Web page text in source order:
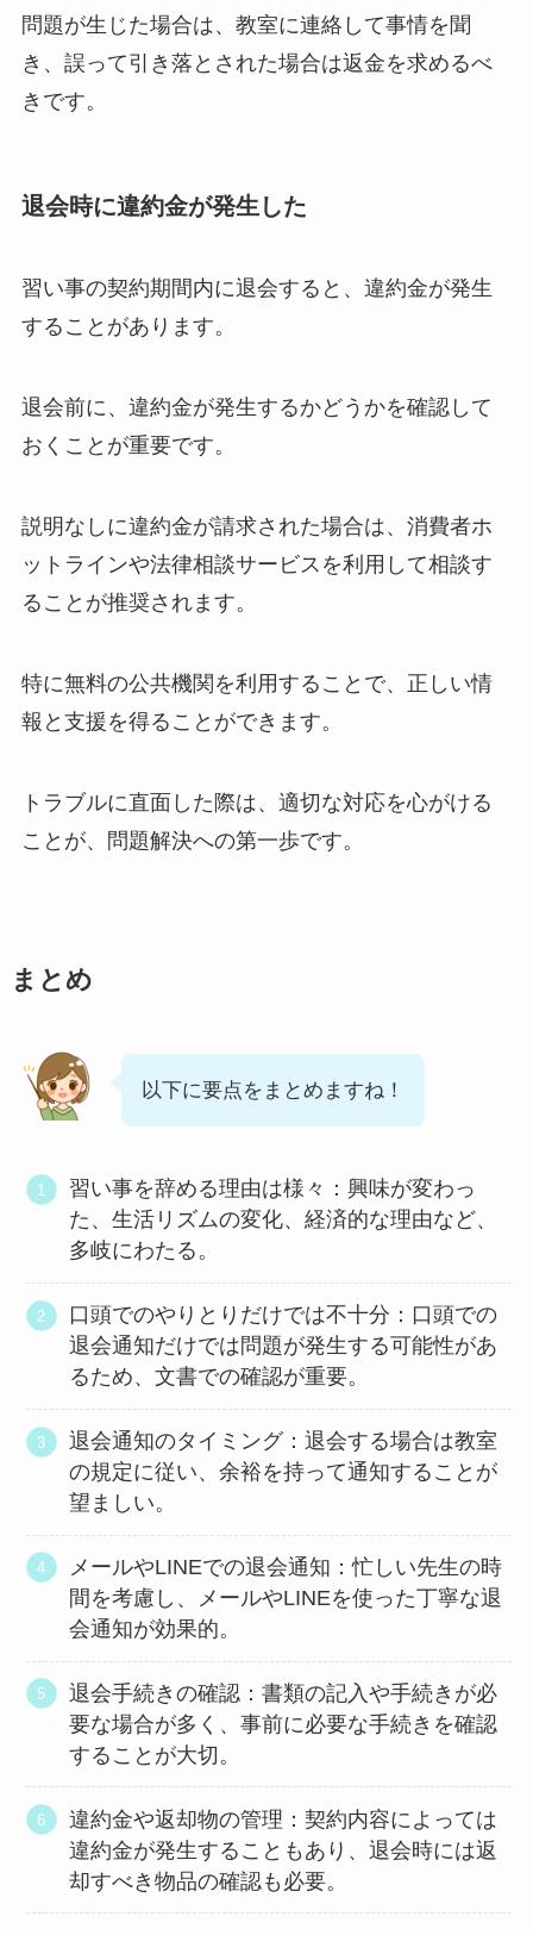
問題が生じた場合は、教室に連絡して事情を聞
き、誤って引き落とされた場合は返金を求めるべ
きです。
退会時に違約金が発生した
習い事の契約期間内に退会すると、違約金が発生
することがあります。
退会前に、違約金が発生するかどうかを確認して
おくことが重要です。
説明なしに違約金が請求された場合は、消費者ホ
ットラインや法律相談サービスを利用して相談す
ることが推奨されます。
特に無料の公共機関を利用することで、正しい情
報と支援を得ることができます。
トラブルに直面した際は、適切な対応を心がける
ことが、問題解決への第一歩です。
まとめ
以下に要点をまとめますね！
習い事を辞める理由は様々：興味が変わっ
た、生活リズムの変化、経済的な理由など、
多岐にわたる。
口頭でのやりとりだけでは不十分：口頭での
退会通知だけでは問題が発生する可能性があ
るため、文書での確認が重要。
退会通知のタイミング：退会する場合は教室
の規定に従い、余裕を持って通知することが
望ましい。
メールやLINEでの退会通知：忙しい先生の時
間を考慮し、メールやLINEを使った丁寧な退
会通知が効果的。
退会手続きの確認：書類の記入や手続きが必
要な場合が多く、事前に必要な手続きを確認
することが大切。
違約金や返却物の管理：契約内容によっては
違約金が発生することもあり、退会時には返
却すべき物品の確認も必要。